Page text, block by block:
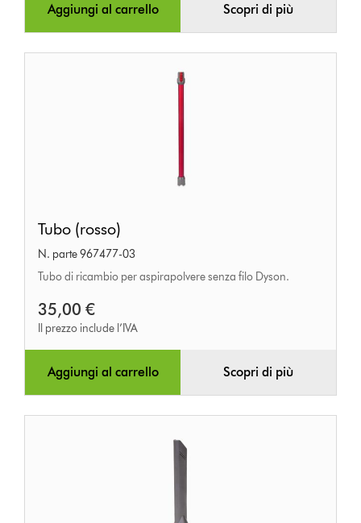
Aggiungi al carrello Scopri di più
(rosso)
Tubo (rosso)
N. parte 967477-03
Tubo di ricambio per aspirapolvere senza filo Dyson.
35,00 €
Il prezzo include l’IVA
Aggiungi al carrello Scopri di più